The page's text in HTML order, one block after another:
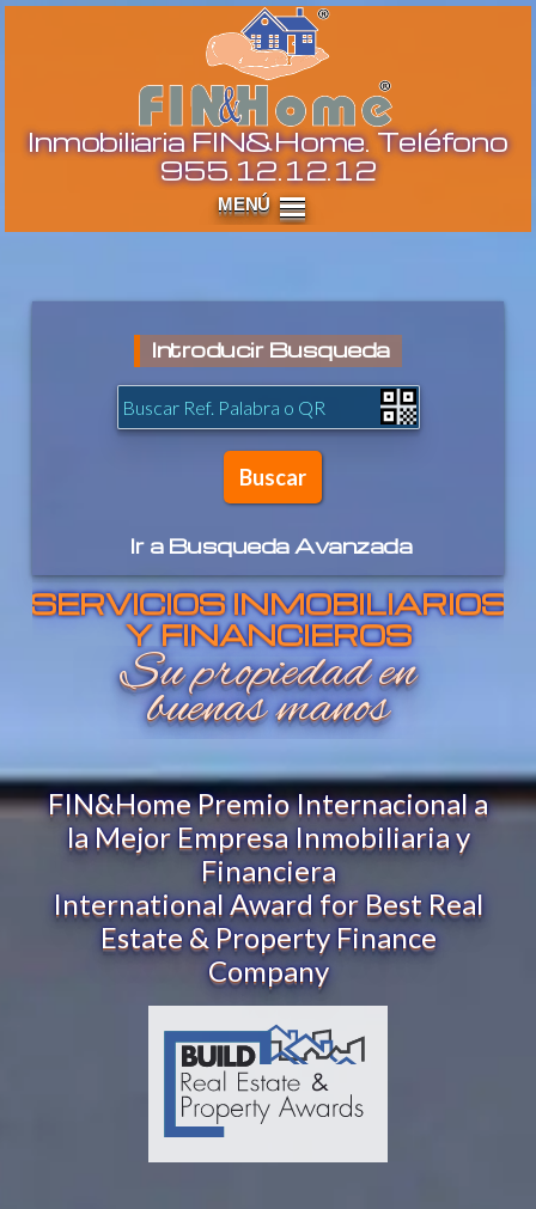
Inmobiliaria FIN&Home. Teléfono
955.12.12.12
Introducir Busqueda
Ir a Busqueda Avanzada
SERVICIOS INMOBILIARIOS
Y FINANCIEROS
Su propiedad en
buenas manos
FIN&Home Premio Internacional a
la Mejor Empresa Inmobiliaria y
Financiera
International Award for Best Real
Estate & Property Finance
Company